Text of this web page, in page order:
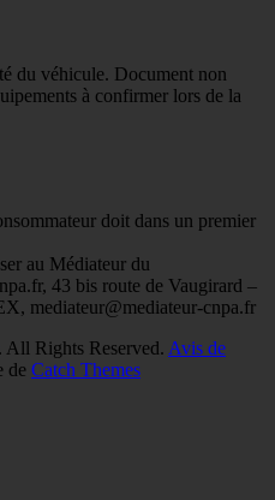
du véhicule. Document non
à confirmer lors de la
doit dans un premier
au Médiateur du
43 bis route de Vaugirard –
mediateur@mediateur-cnpa.fr
All Rights Reserved. Avis de
de Catch Themes